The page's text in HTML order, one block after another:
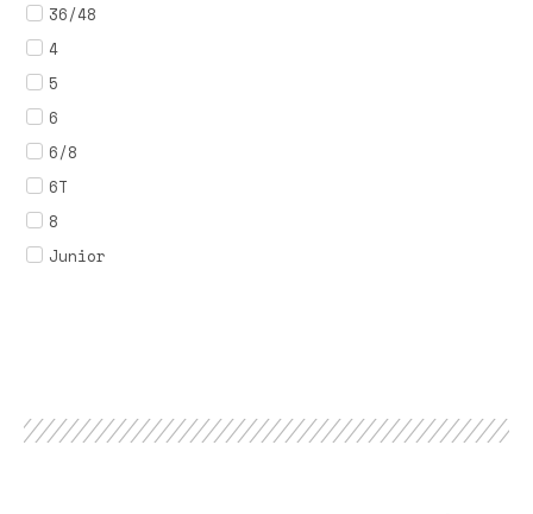
36/48
4
5
6
6/8
6T
8
Junior